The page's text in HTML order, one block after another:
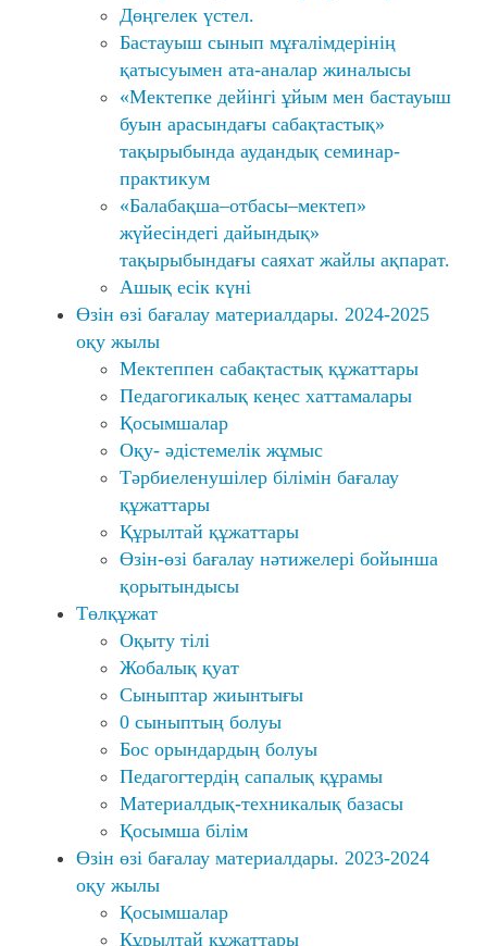
Дөңгелек үстел.
Бастауыш сынып мұғалімдерінің
қатысуымен ата-аналар жиналысы
«Мектепке дейінгі ұйым мен бастауыш
буын арасындағы сабақтастық»
тақырыбында аудандық семинар-
практикум
«Балабақша–отбасы–мектеп»
жүйесіндегі дайындық»
тақырыбындағы саяхат жайлы ақпарат.
Ашық есік күні
Өзін өзі бағалау материалдары. 2024-2025
оқу жылы
Мектеппен сабақтастық құжаттары
Педагогикалық кеңес хаттамалары
Қосымшалар
Оқу- әдістемелік жұмыс
Тәрбиеленушілер білімін бағалау
құжаттары
Құрылтай құжаттары
Өзін-өзі бағалау нәтижелері бойынша
қорытындысы
Төлқұжат
Оқыту тілі
Жобалық қуат
Сыныптар жиынтығы
0 сыныптың болуы
Бос орындардың болуы
Педагогтердің сапалық құрамы
Материалдық-техникалық базасы
Қосымша білім
Өзін өзі бағалау материалдары. 2023-2024
оқу жылы
Қосымшалар
Құрылтай құжаттары